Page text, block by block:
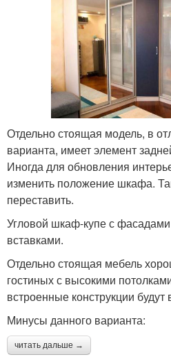
Отдельно стоящая модель, в
варианта, имеет элемент
Иногда для обновления
изменить положение шкафа.
переставить.
Угловой шкаф-купе с
вставками.
Отдельно стоящая мебель
гостиных с высокими
встроенные конструкции будут
Минусы данного варианта:
читать дальше →